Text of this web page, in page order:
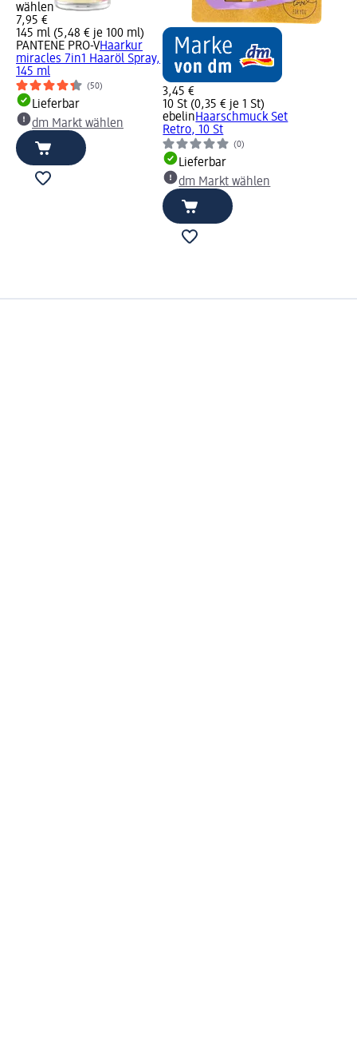
wählen
7,95 €
145 ml (5,48 € je 100 ml)
PANTENE PRO-VHaarkur
miracles 7in1 Haaröl Spray,
145 ml
(50)
Lieferbar
dm Markt wählen
3,45 €
10 St (0,35 € je 1 St)
ebelinHaarschmuck Set
Retro, 10 St
(0)
Lieferbar
dm Markt wählen